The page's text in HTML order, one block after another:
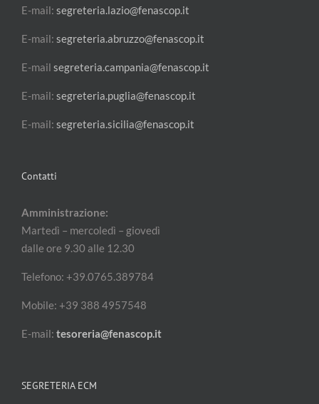
E-mail: segreteria.lazio@fenascop.it
E-mail: segreteria.abruzzo@fenascop.it
E-mail segreteria.campania@fenascop.it
E-mail: segreteria.puglia@fenascop.it
E-mail: segreteria.sicilia@fenascop.it
Contatti
Amministrazione:
Martedì – mercoledì – giovedì
dalle ore 9.30 alle 12.30
Telefono: +39.0765.389784
Mobile: +39 388 4957548
E-mail: tesoreria@fenascop.it
SEGRETERIA ECM